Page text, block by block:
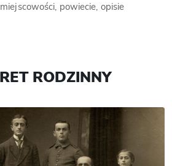
powiecie, opisie
RODZINNY